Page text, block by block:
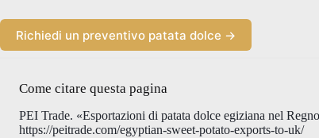
Richiedi un preventivo patata dolce →
Come citare questa pagina
PEI Trade. «Esportazioni di patata dolce egiziana nel
https://peitrade.com/egyptian-sweet-potato-exports-to-uk/